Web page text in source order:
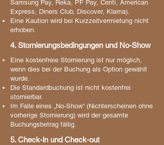
Samsung Pay, Reka, PF Pay, Centi, American
Express, Diners Club, Discover, Klarna).
Eine Kaution wird bei Kurzzeitvermietung nicht
erhoben.
4. Stornierungsbedingungen und No-Show
Eine kostenfreie Stornierung ist nur möglich,
wenn dies bei der Buchung als Option gewählt
wurde.
Die Standardbuchung ist nicht kostenfrei
stornierbar.
Im Falle eines „No-Show“ (Nichterscheinen ohne
vorherige Stornierung) wird der gesamte
Buchungsbetrag fällig.
5. Check-in und Check-out